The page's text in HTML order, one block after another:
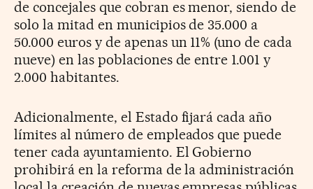
de concejales que cobran es menor, siendo de
solo la mitad en municipios de 35.000 a
50.000 euros y de apenas un 11% (uno de cada
nueve) en las poblaciones de entre 1.001 y
2.000 habitantes.
Adicionalmente, el Estado fijará cada año
límites al número de empleados que puede
tener cada ayuntamiento. El Gobierno
prohibirá en la reforma de la administración